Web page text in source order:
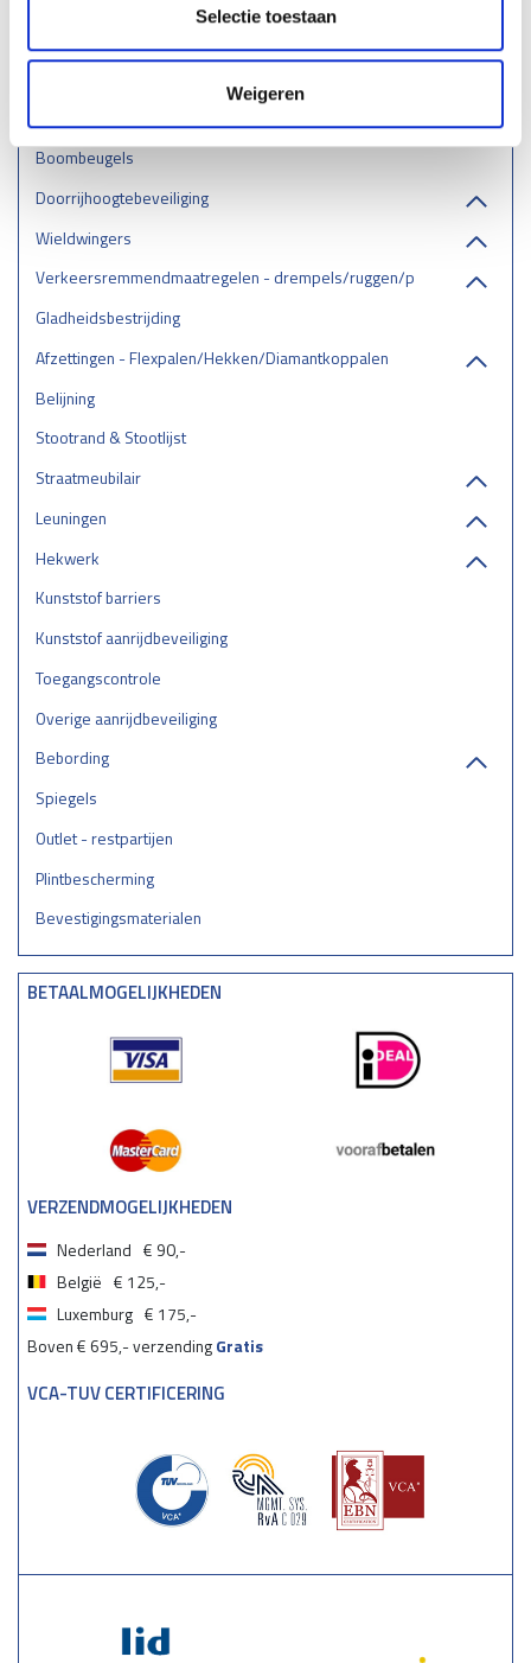
Selectie toestaan
Weigeren
Boombeugels
Doorrijhoogtebeveiliging
Wieldwingers
Verkeersremmendmaatregelen - drempels/ruggen/parkeerstops
Gladheidsbestrijding
Afzettingen - Flexpalen/Hekken/Diamantkoppalen
Belijning
Stootrand & Stootlijst
Straatmeubilair
Leuningen
Hekwerk
Kunststof barriers
Kunststof aanrijdbeveiliging
Toegangscontrole
Overige aanrijdbeveiliging
Bebording
Spiegels
Outlet - restpartijen
Plintbescherming
Bevestigingsmaterialen
BETAALMOGELIJKHEDEN
VERZENDMOGELIJKHEDEN
Nederland € 90,-
België € 125,-
Luxemburg € 175,-
Boven € 695,- verzendingGratis
VCA-TUV CERTIFICERING